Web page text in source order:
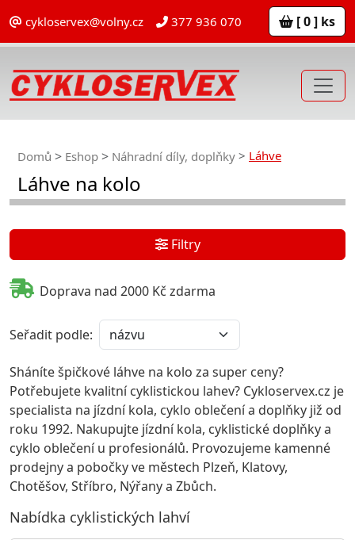
cykloservex@volny.cz 377 936 070 [ 0 ] ks
Domů Eshop Náhradní díly, doplňky Láhve
Láhve na kolo
Filtry
Doprava nad 2000 Kč zdarma
Seřadit podle:
Sháníte špičkové láhve na kolo za super ceny?
Potřebujete kvalitní cyklistickou lahev? Cykloservex.cz je
specialista na jízdní kola, cyklo oblečení a doplňky již od
roku 1992. Nakupujte jízdní kola, cyklistické doplňky a
cyklo oblečení u profesionálů. Provozujeme kamenné
prodejny a pobočky ve městech Plzeň, Klatovy,
Chotěšov, Stříbro, Nýřany a Zbůch.
Nabídka cyklistických lahví